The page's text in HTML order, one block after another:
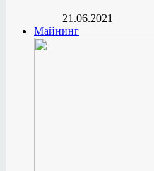
21.06.2021
Майнинг